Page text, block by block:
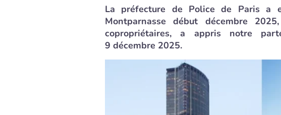
La préfecture de Police de Paris a
Montparnasse début décembre
copropriétaires, a appris notre
9 décembre 2025.